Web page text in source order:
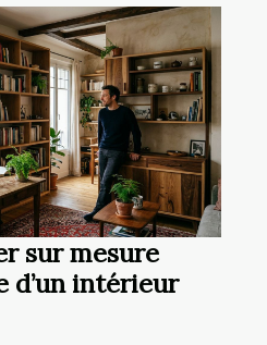
sur mesure
d’un intérieur